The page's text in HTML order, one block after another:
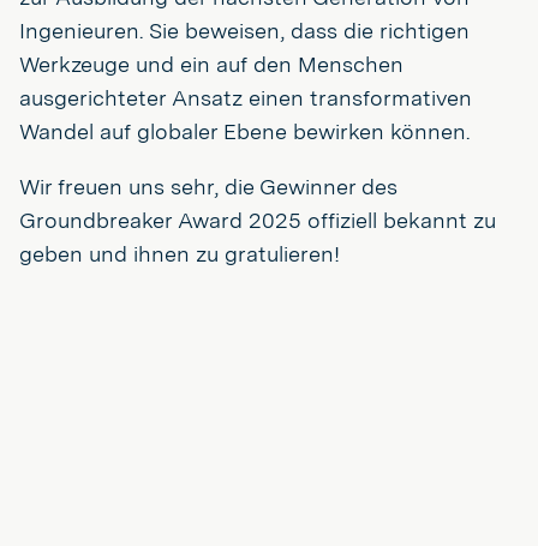
Ingenieuren. Sie beweisen, dass die richtigen
Werkzeuge und ein auf den Menschen
ausgerichteter Ansatz einen transformativen
Wandel auf globaler Ebene bewirken können.
Wir freuen uns sehr, die Gewinner des
Groundbreaker Award 2025 offiziell bekannt zu
geben und ihnen zu gratulieren!